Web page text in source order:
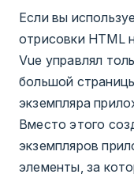
Если вы
отрисовки HTML
Vue управлял
большой
экземпляра
Вместо этого
экземпляров
элементы, за